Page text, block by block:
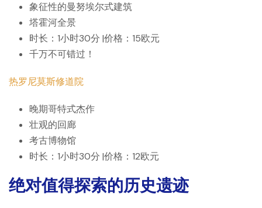
象征性的曼努埃尔式建筑
塔霍河全景
时长：1小时30分 |价格：15欧元
千万不可错过！
热罗尼莫斯修道院
晚期哥特式杰作
壮观的回廊
考古博物馆
时长：1小时30分 |价格：12欧元
绝对值得探索的历史遗迹